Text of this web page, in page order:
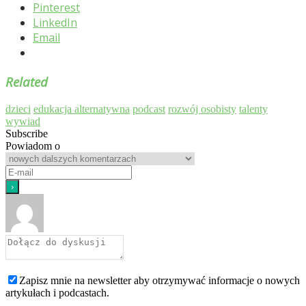
Pinterest
LinkedIn
Email
Related
dzieci edukacja alternatywna podcast rozwój osobisty talenty
wywiad
Subscribe
Powiadom o
Zapisz mnie na newsletter aby otrzymywać informacje o nowych
artykułach i podcastach.